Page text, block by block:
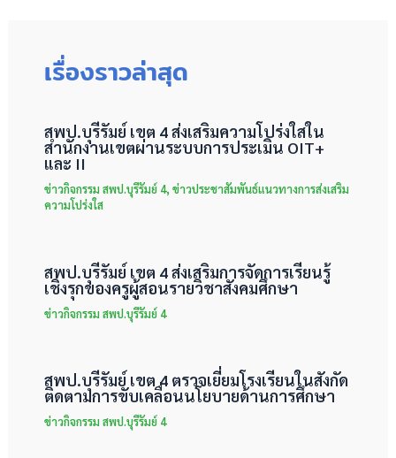
เรื่องราวล่าสุด
สพป.บุรีรัมย์ เขต 4 ส่งเสริมความโปร่งใสใน
สำนักงานเขตผ่านระบบการประเมิน OIT+
และ II
ข่าวกิจกรรม สพป.บุรีรัมย์ 4, ข่าวประชาสัมพันธ์แนวทางการส่งเสริม
ความโปร่งใส
สพป.บุรีรัมย์ เขต 4 ส่งเสริมการจัดการเรียนรู้
เชิงรุกของครูผู้สอนรายวิชาสังคมศึกษา
ข่าวกิจกรรม สพป.บุรีรัมย์ 4
สพป.บุรีรัมย์ เขต 4 ตรวจเยี่ยมโรงเรียนในสังกัด
ติดตามการขับเคลื่อนนโยบายด้านการศึกษา
ข่าวกิจกรรม สพป.บุรีรัมย์ 4